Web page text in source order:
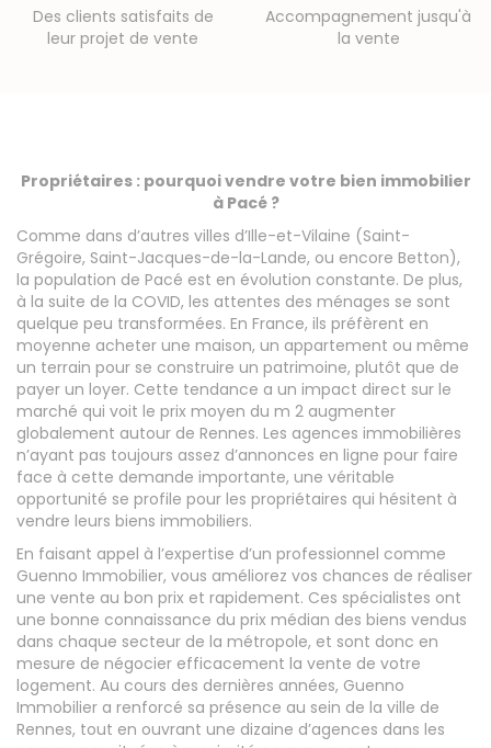
Des clients satisfaits de
leur projet de vente
Accompagnement jusqu'à
la vente
Propriétaires : pourquoi vendre votre bien immobilier
à Pacé ?
Comme dans d’autres villes d’Ille-et-Vilaine (Saint-
Grégoire, Saint-Jacques-de-la-Lande, ou encore Betton),
la population de Pacé est en évolution constante. De plus,
à la suite de la COVID, les attentes des ménages se sont
quelque peu transformées. En France, ils préfèrent en
moyenne acheter une maison, un appartement ou même
un terrain pour se construire un patrimoine, plutôt que de
payer un loyer. Cette tendance a un impact direct sur le
marché qui voit le prix moyen du m 2 augmenter
globalement autour de Rennes. Les agences immobilières
n’ayant pas toujours assez d’annonces en ligne pour faire
face à cette demande importante, une véritable
opportunité se profile pour les propriétaires qui hésitent à
vendre leurs biens immobiliers.
En faisant appel à l’expertise d’un professionnel comme
Guenno Immobilier, vous améliorez vos chances de réaliser
une vente au bon prix et rapidement. Ces spécialistes ont
une bonne connaissance du prix médian des biens vendus
dans chaque secteur de la métropole, et sont donc en
mesure de négocier efficacement la vente de votre
logement. Au cours des dernières années, Guenno
Immobilier a renforcé sa présence au sein de la ville de
Rennes, tout en ouvrant une dizaine d’agences dans les